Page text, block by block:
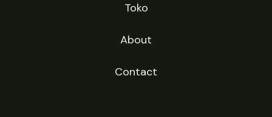
Toko
About
Contact